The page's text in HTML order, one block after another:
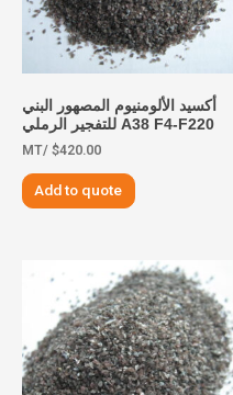
أكسيد الألومنيوم المصهور البني
A38 F4-F220 للتفجير الرملي
$420.00
/MT
Add to quote